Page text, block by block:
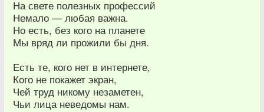
На свете полезных профессий
Немало — любая важна.
Но есть, без кого на планете
Мы вряд ли прожили бы дня.
Есть те, кого нет в интернете,
Кого не покажет экран,
Чей труд никому незаметен,
Чьи лица неведомы нам.